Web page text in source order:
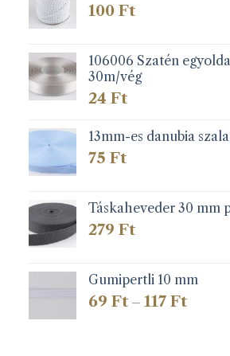
100 Ft
106006 Szatén
30m/vég
24 Ft
13mm-es danubia
75 Ft
Táskaheveder 30 mm
279 Ft
Gumipertli 10 mm
69 Ft – 117 Ft